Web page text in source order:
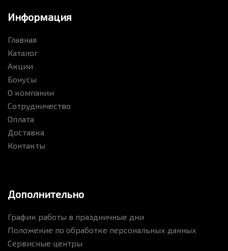
Информация
Главная
Каталог
Акции
Бонусы
О компании
Сотрудничество
Оплата
Доставка
Контакты
Дополнительно
График работы в праздничные дни
Положение по обработке персональных данных
Сервисные центры